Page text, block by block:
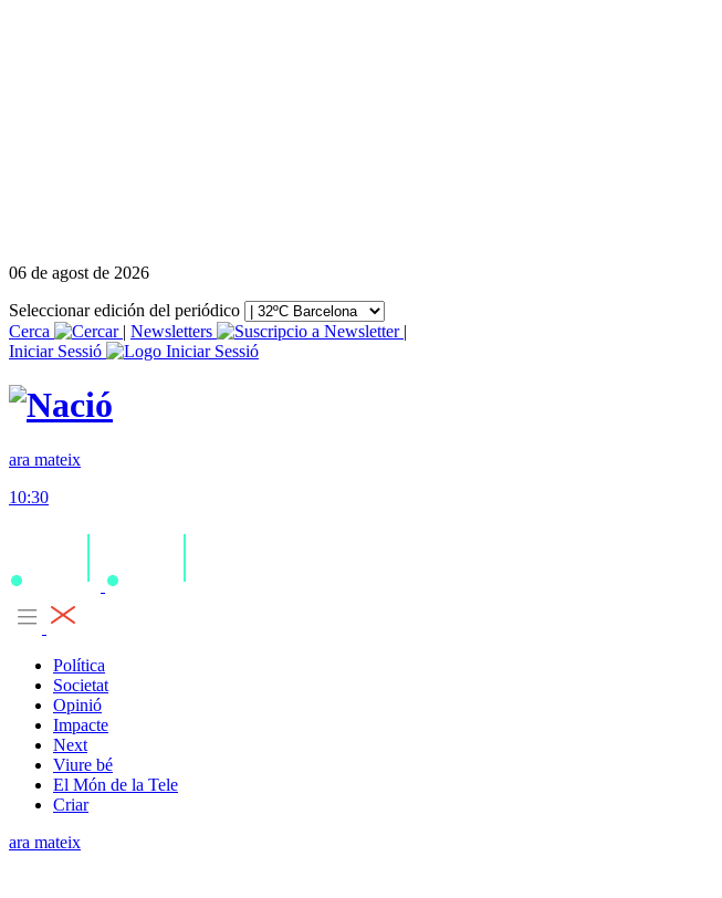
06 de agost de 2026
Seleccionar edición del periódico
Cerca
| Newsletters
|
Iniciar Sessió
ara mateix
10:30
Política
Societat
Opinió
Impacte
Next
Viure bé
El Món de la Tele
Criar
ara mateix